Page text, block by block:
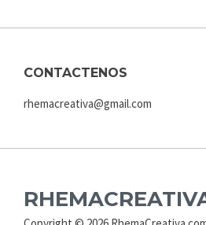
CONTACTENOS
rhemacreativa@gmail.com